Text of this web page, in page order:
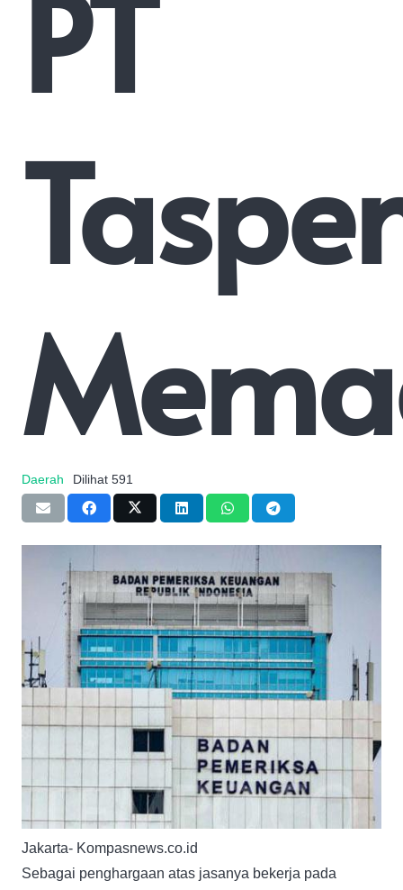
PT
Daerah Dilihat 591
Jakarta- Kompasnews.co.id
Sebagai penghargaan atas jasanya bekerja pada